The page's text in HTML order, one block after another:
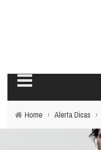
Home › Alerta Dicas ›